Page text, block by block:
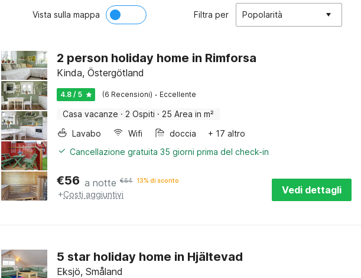
Vista sulla mappa Filtra per Popolarità
2 person holiday home in Rimforsa
Kinda, Östergötland
4.8 / 5 (6 Recensioni) · Eccellente
Casa vacanze · 2 Ospiti · 25 Area in m²
Lavabo
Wifi doccia
+ 17 altro
Cancellazione gratuita 35 giorni prima del check-in
€56 a notte €64 13% di sconto
+Costi aggiuntivi Vedi dettagli
5 star holiday home in Hjältevad
Eksjö, Småland